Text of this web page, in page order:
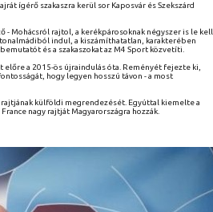
ígérő szakaszra kerül sor Kaposvár és Szekszárd
Mohácsról rajtol, a kerékpárosoknak négyszer is le kell
indul, a kiszámíthatatlan, karakterében
és a szakaszokat az M4 Sport közvetíti.
a 2015-ös újraindulás óta. Reményét fejezte ki,
hogy legyen hosszú távon - a most
külföldi megrendezését. Egyúttal kiemelte a
nagy rajtját Magyarországra hozzák.